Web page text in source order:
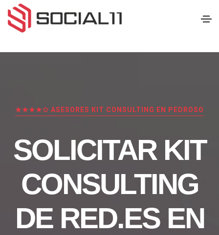
★★★★✩ ASESORES KIT CONSULTING EN PEDROSO
SOLICITAR KIT
CONSULTING
DE RED.ES EN